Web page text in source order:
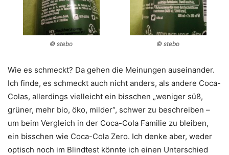
© stebo © stebo
Wie es schmeckt? Da gehen die Meinungen auseinander.
Ich finde, es schmeckt auch nicht anders, als andere Coca-
Colas, allerdings vielleicht ein bisschen „weniger süß,
grüner, mehr bio, öko, milder“, schwer zu beschreiben –
um beim Vergleich in der Coca-Cola Familie zu bleiben,
ein bisschen wie Coca-Cola Zero. Ich denke aber, weder
optisch noch im Blindtest könnte ich einen Unterschied